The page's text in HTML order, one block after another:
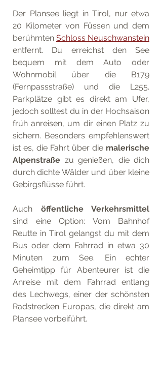
Der Plansee liegt in Tirol, nur etwa
20 Kilometer von Füssen und dem
berühmten Schloss Neuschwanstein
entfernt. Du erreichst den See
bequem mit dem Auto oder
Wohnmobil über die B179
(Fernpassstraße) und die L255.
Parkplätze gibt es direkt am Ufer,
jedoch solltest du in der Hochsaison
früh anreisen, um dir einen Platz zu
sichern. Besonders empfehlenswert
ist es, die Fahrt über die malerische
Alpenstraße zu genießen, die dich
durch dichte Wälder und über kleine
Gebirgsflüsse führt.
Auch öffentliche Verkehrsmittel
sind eine Option: Vom Bahnhof
Reutte in Tirol gelangst du mit dem
Bus oder dem Fahrrad in etwa 30
Minuten zum See. Ein echter
Geheimtipp für Abenteurer ist die
Anreise mit dem Fahrrad entlang
des Lechwegs, einer der schönsten
Radstrecken Europas, die direkt am
Plansee vorbeiführt.